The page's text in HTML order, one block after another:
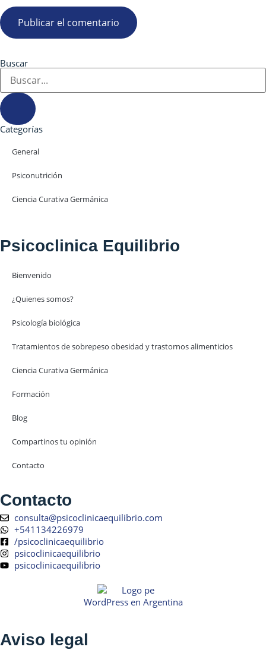
Buscar
Categorías
General
Psiconutrición
Ciencia Curativa Germánica
Psicoclinica Equilibrio
Bienvenido
¿Quienes somos?
Psicología biológica
Tratamientos de sobrepeso obesidad y trastornos alimenticios
Ciencia Curativa Germánica
Formación
Blog
Compartinos tu opinión
Contacto
Contacto
consulta@psicoclinicaequilibrio.com
+541134226979
/psicoclinicaequilibrio
psicoclinicaequilibrio
psicoclinicaequilibrio
WordPress en Argentina
Aviso legal